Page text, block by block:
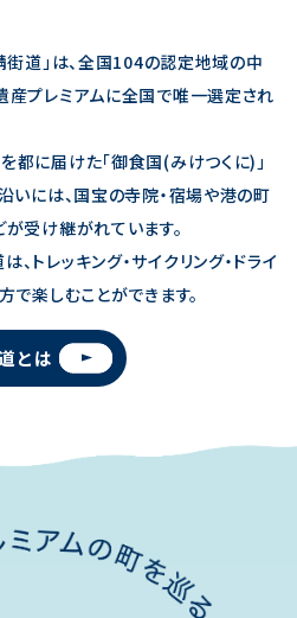
道」は、全国104の認定地域の中
産プレミアムに全国で唯一選定され
都に届けた「御食国(みけつくに)」
いには、国宝の寺院・宿場や港の町
受け継がれています。
トレッキング・サイクリング・ドライ
で楽しむことができます。
とは